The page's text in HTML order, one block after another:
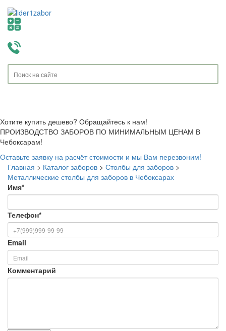
Хотите купить дешево? Обращайтесь к нам!
ПРОИЗВОДСТВО ЗАБОРОВ ПО МИНИМАЛЬНЫМ ЦЕНАМ В
Чебоксарам!
Оставьте заявку на расчёт стоимости и мы Вам перезвоним!
Главная > Каталог заборов > Столбы для заборов >
Металлические столбы для заборов в Чебоксарах
Имя*
Телефон*
Email
Комментарий